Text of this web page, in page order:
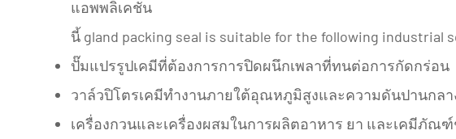
แอพพลิเคชั่น
นี้ gland packing seal is suitable for the following industrial
ปั๊มแปรรูปเคมีที่ต้องการการปิดผนึกเพลาที่ทนต่อการกัดกร่อน
วาล์วปิโตรเคมีทํางานภายใต้อุณหภูมิสูงและความดันปานกลา
เครื่องกวนและเครื่องผสมในการผลิตอาหาร ยา และเคมีภัณ